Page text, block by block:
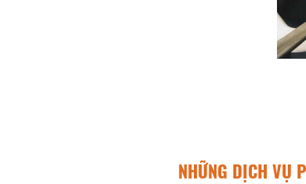
NHỮNG DỊCH VỤ